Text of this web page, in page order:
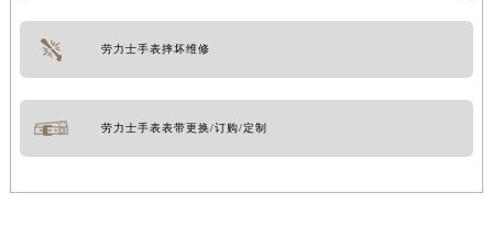
劳力士手表摔坏维修
劳力士手表表带更换/订购/定制